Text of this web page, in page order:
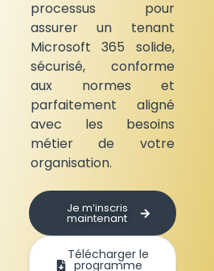
processus pour
assurer un tenant
Microsoft 365 solide,
sécurisé, conforme
aux normes et
parfaitement aligné
avec les besoins
métier de votre
organisation.
Je m’inscris
maintenant
Télécharger le
programme